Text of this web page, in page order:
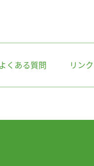
よくある質問 リンク